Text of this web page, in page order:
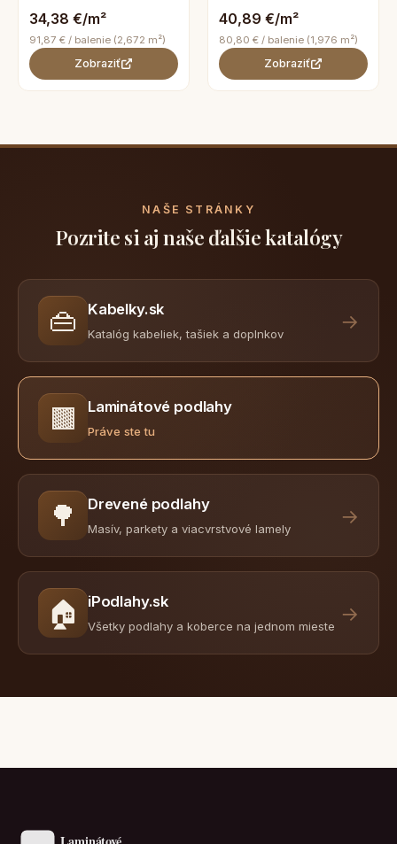
34,38 €/m²
91,87 € / balenie (2,672 m²)
Zobraziť
40,89 €/m²
80,80 € / balenie (1,976 m²)
Zobraziť
NAŠE STRÁNKY
Pozrite si aj naše ďalšie katalógy
👜 Kabelky.sk
Katalóg kabeliek, tašiek a doplnkov
→
🟫 Laminátové podlahy
Práve ste tu
🌳 Drevené podlahy
Masív, parkety a viacvrstvové lamely
→
🏠 iPodlahy.sk
Všetky podlahy a koberce na jednom mieste
→